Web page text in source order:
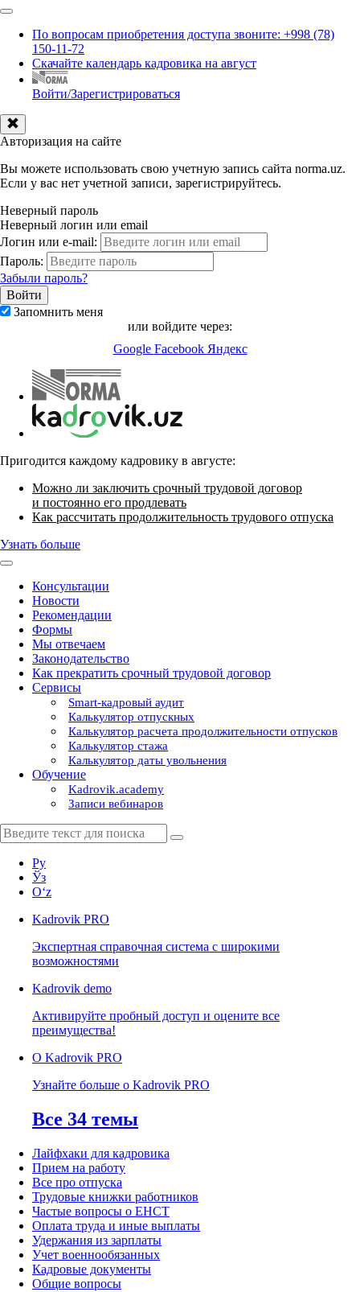
По вопросам приобретения доступа звоните: +998 (78)
150-11-72
Скачайте календарь кадровика на август
Войти/Зарегистрироваться
Авторизация на сайте
Вы можете использовать свою учетную запись сайта norma.uz.
Если у вас нет учетной записи, зарегистрируйтесь.
Неверный пароль
Неверный логин или email
Логин или e-mail:
Пароль:
Забыли пароль?
Запомнить меня
или войдите через:
Google Facebook Яндекс
Пригодится каждому кадровику в августе:
Можно ли заключить срочный трудовой договор
и постоянно его продлевать
Как рассчитать продолжительность трудового отпуска
Узнать больше
Консультации
Новости
Рекомендации
Формы
Мы отвечаем
Законодательство
Как прекратить срочный трудовой договор
Сервисы
Smart-кадровый аудит
Калькулятор отпускных
Калькулятор расчета продолжительности отпусков
Калькулятор стажа
Калькулятор даты увольнения
Обучение
Kadrovik.academy
Записи вебинаров
Ру
Ўз
Oʻz
Kadrovik PRO
Экспертная справочная система с широкими
возможностями
Kadrovik demo
Активируйте пробный доступ и оцените все
преимущества!
О Kadrovik PRO
Узнайте больше о Kadrovik PRO
Все 34 темы
Лайфхаки для кадровика
Прием на работу
Все про отпуска
Трудовые книжки работников
Частые вопросы о ЕНСТ
Оплата труда и иные выплаты
Удержания из зарплаты
Учет военнообязанных
Кадровые документы
Общие вопросы